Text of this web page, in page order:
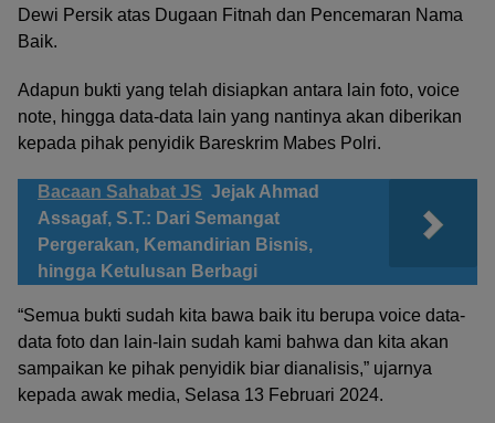
Dewi Persik atas Dugaan Fitnah dan Pencemaran Nama
Baik.
Adapun bukti yang telah disiapkan antara lain foto, voice
note, hingga data-data lain yang nantinya akan diberikan
kepada pihak penyidik Bareskrim Mabes Polri.
Bacaan Sahabat JS Jejak Ahmad
Assagaf, S.T.: Dari Semangat
Pergerakan, Kemandirian Bisnis,
hingga Ketulusan Berbagi
“Semua bukti sudah kita bawa baik itu berupa voice data-
data foto dan lain-lain sudah kami bahwa dan kita akan
sampaikan ke pihak penyidik biar dianalisis,” ujarnya
kepada awak media, Selasa 13 Februari 2024.